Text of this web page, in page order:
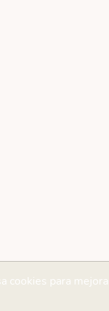
cookies para